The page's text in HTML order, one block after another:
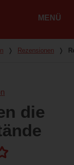
MENÜ
❭ Rezensionen ❭
die